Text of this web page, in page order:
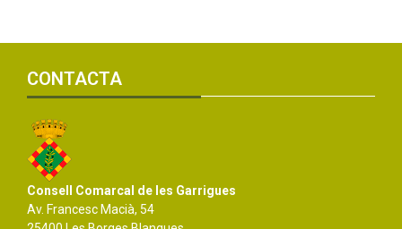
CONTACTA
Consell Comarcal de les Garrigues
Av. Francesc Macià, 54